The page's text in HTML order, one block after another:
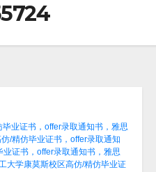
业证书，offer录取通知书，雅思
/精仿毕业证书，offer录取通知
证书，offer录取通知书，雅思
大学康莫斯校区高仿/精仿毕业证